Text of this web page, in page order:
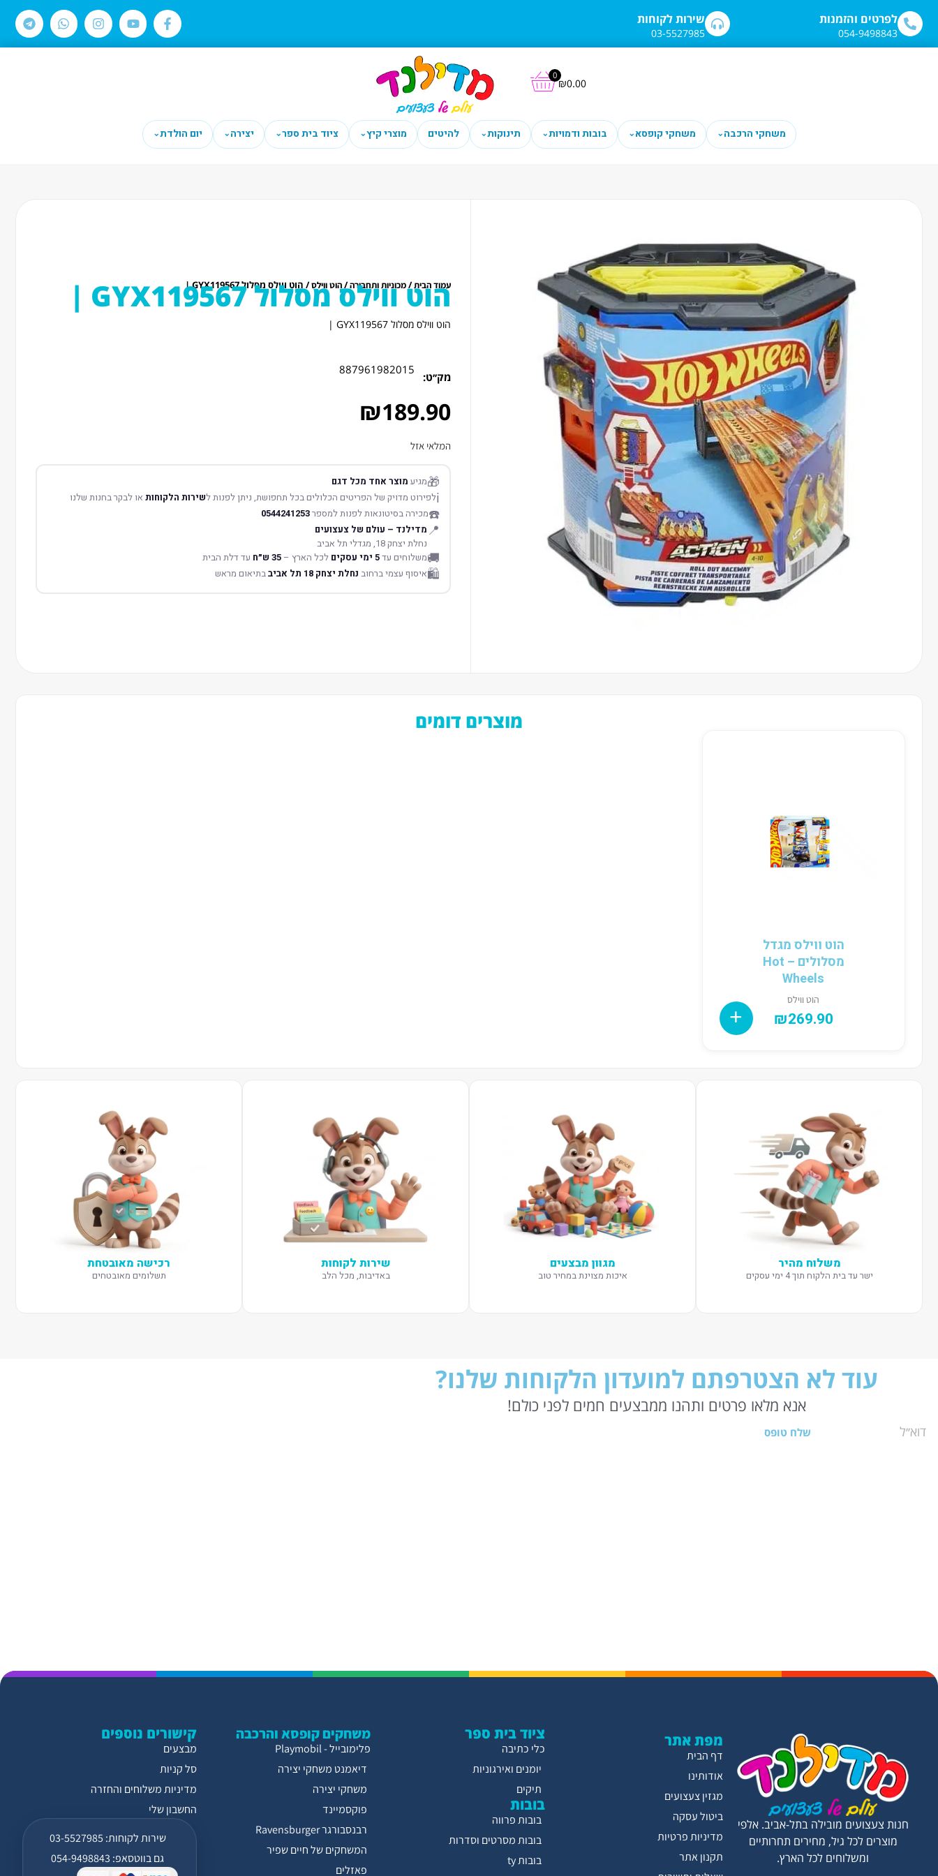
שירות לקוחות
03-5527985
לפרטים והזמנות
054-9498843
₪0.00
0
משחקי הרכבה⌄ משחקי קופסא⌄ בובות ודמויות⌄ תינוקות⌄ להיטים מוצרי קיץ⌄ ציוד בית ספר⌄ יצירה⌄ יום הולדת⌄
עמוד הבית/מכוניות ותחבורה/הוט ווילס/ הוט ווילס מסלול GYX119567 |
הוט ווילס מסלול GYX119567 |
הוט ווילס מסלול GYX119567 |
מק׳׳ט:
887961982015
₪189.90
המלאי אזל
🎁מגיע מוצר אחד מכל דגם
ℹ️לפירוט מדויק של הפריטים הכלולים בכל תחפושת, ניתן לפנות לשירות הלקוחותאו לבקר בחנות שלנו
☎️מכירה בסיטונאות לפנות למספר0544241253
📍 מדילנד – עולם של צעצועים
נחלת יצחק 18, מגדלי תל אביב
🚚משלוחים עד5 ימי עסקים לכל הארץ –35 ש״ח עד דלת הבית
🛍️איסוף עצמי ברחוב נחלת יצחק 18 תל אביב בתיאום מראש
מוצרים דומים
הוט ווילס מגדל
מסלולים – Hot
Wheels
הוט ווילס
₪269.90
משלוח מהיר
ישר עד בית הלקוח תוך 4 ימי עסקים
מגוון מבצעים
איכות מצוינת במחיר טוב
שירות לקוחות
באדיבות, מכל הלב
רכישה מאובטחת
תשלומים מאובטחים
עוד לא הצטרפתם למועדון הלקוחות שלנו?
אנא מלאו פרטים ותהנו ממבצעים חמים לפני כולם!
שלח טופס
קישורים נוספים
מבצעים
סל קניות
מדיניות משלוחים והחזרה
החשבון שלי
שירות לקוחות: 03-5527985
גם בווטסאפ: 054-9498843
משחקים קופסא והרכבה
פלימובייל - Playmobil
דיאמנט משחקי יצירה
משחקי יצירה
פוקסמיינד
רבנסבורגר Ravensburger
המשחקים של חיים שפיר
פאזלים
ציוד בית ספר
כלי כתיבה
יומנים ואירגוניות
תיקים
בובות
בובות פרווה
בובות מסרטים וסדרות
בובות ty
מפת אתר
דף הבית
אודותינו
מגזין צעצועים
ביטול עסקה
מדיניות פרטיות
תקנון אתר
חנות צעצועים מובילה בתל-אביב. אלפי
מוצרים לכל גיל, מחירים תחרותיים
ומשלוחים לכל הארץ.